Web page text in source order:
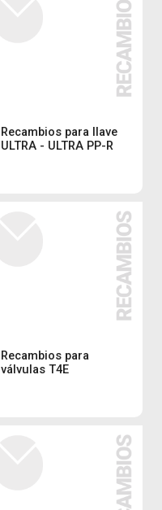
Recambios para llave
ULTRA - ULTRA PP-R
Recambios para
válvulas T4E